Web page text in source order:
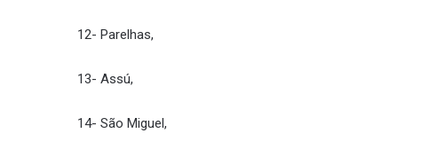
12- Parelhas,
13- Assú,
14- São Miguel,